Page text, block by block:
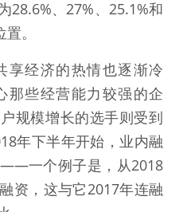
28.6%、27%、25.1%和
。
享经济的热情也逐渐冷
那些经营能力较强的企
规模增长的选手则受到
年下半年开始，业内融
一个例子是，从2018
资，这与它2017年连融